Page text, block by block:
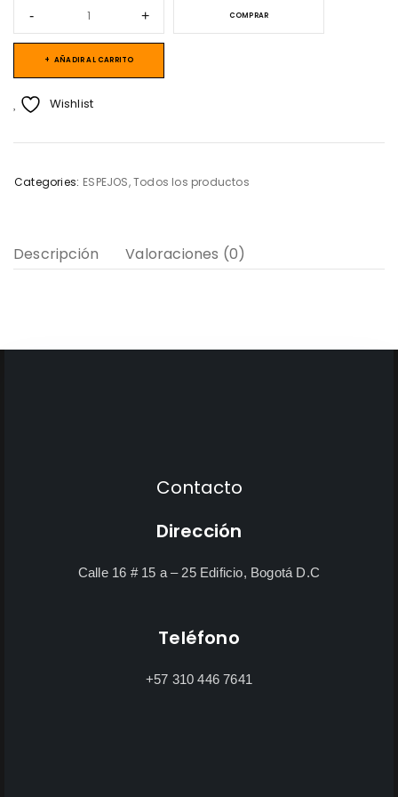
AÑADIR AL CARRITO
COMPRAR
Wishlist
Categories: ESPEJOS,Todos los productos
Descripción Valoraciones (0)
Contacto
Dirección
Calle 16 # 15 a – 25 Edificio, Bogotá D.C
Teléfono
+57 310 446 7641